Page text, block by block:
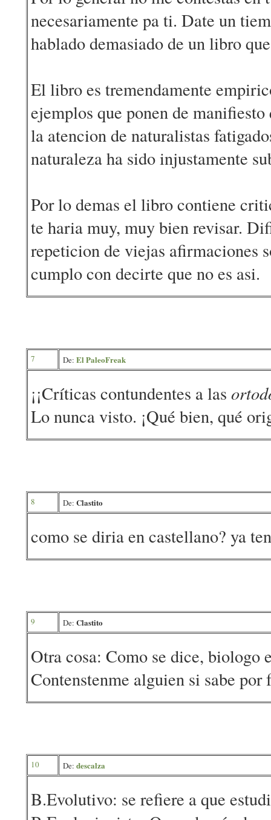
necesariamente pa ti. Date un
hablado demasiado de un libro
El libro es tremendamente
ejemplos que ponen de
la atencion de naturalistas
naturaleza ha sido injustamente
Por lo demas el libro contiene
te haria muy, muy bien revisar.
repeticion de viejas afirmaciones
cumplo con decirte que no es asi.
7 De: El PaleoFreak
¡¡Críticas contundentes a las
Lo nunca visto. ¡Qué bien, qué
8 De: Clastito
como se diria en castellano? ya
9 De: Clastito
Otra cosa: Como se dice,
Contenstenme alguien si sabe
10 De: descalza
B.Evolutivo: se refiere a que